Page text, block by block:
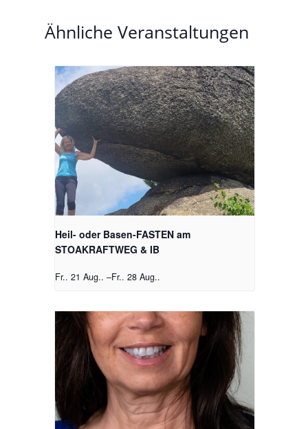
Ähnliche Veranstaltungen
Heil- oder Basen-FASTEN am
STOAKRAFTWEG & IB
Fr.. 21 Aug.. –Fr.. 28 Aug..